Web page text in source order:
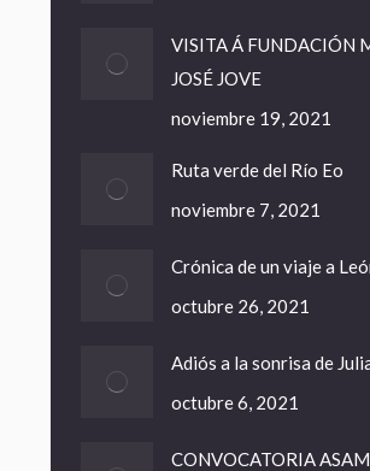
VISITA Á FUNDACIÓN
JOSÉ JOVE
noviembre 19, 2021
Ruta verde del Río Eo
noviembre 7, 2021
Crónica de un viaje a
octubre 26, 2021
Adiós a la sonrisa de
octubre 6, 2021
CONVOCATORIA